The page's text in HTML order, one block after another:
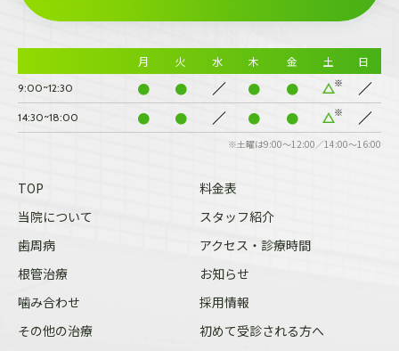
月 火 水 木 金 土 日
9:00~12:30 ● ● ● ●
14:30~18:00 ● ● ● ●
※土曜は9:00～12:00／14:00～16:00
TOP
当院について
歯周病
根管治療
噛み合わせ
その他の治療
料金表
スタッフ紹介
アクセス・診療時間
お知らせ
採用情報
初めて受診される方へ